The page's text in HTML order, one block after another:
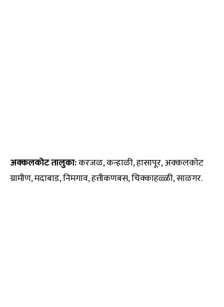
अक्कलकोट तालुका:करजळ, कन्हाळी, हासापूर, अक्कलकोट
ग्रामीण, मदाबाड, निमगाव, हत्तीकणबस, चिक्काहळ्ळी, साळगर.